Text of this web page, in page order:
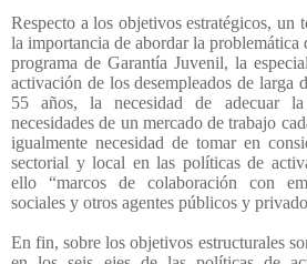
Respecto a los objetivos estratégicos, un
la importancia de abordar la problemática
programa de Garantía Juvenil, la
activación de los desempleados de larga
55 años, la necesidad de adecuar
necesidades de un mercado de trabajo
igualmente necesidad de tomar en
sectorial y local en las políticas de
ello “marcos de colaboración con
sociales y otros agentes públicos y
En fin, sobre los objetivos estructurales